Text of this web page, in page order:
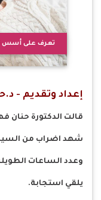
تعرف على أسس
إعداد وتقديم -
شهد اضراب من
وعدد الساعات
يلقي استجابة.